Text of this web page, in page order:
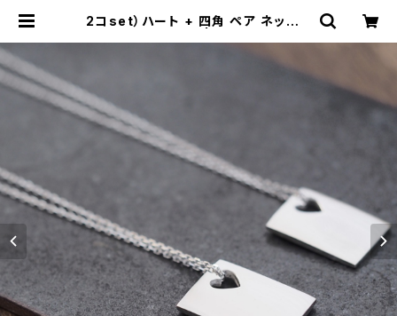
2コset）ハート + 四角 ペア ネックレ